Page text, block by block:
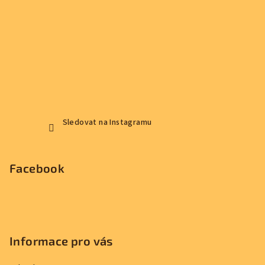
Sledovat na Instagramu
Facebook
Informace pro vás